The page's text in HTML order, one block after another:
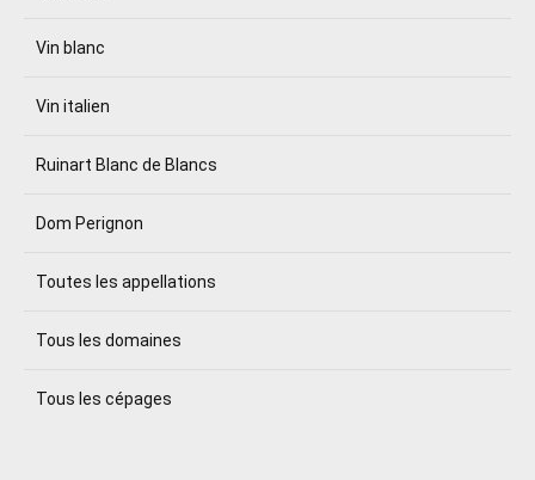
Vin blanc
Vin italien
Ruinart Blanc de Blancs
Dom Perignon
Toutes les appellations
Tous les domaines
Tous les cépages